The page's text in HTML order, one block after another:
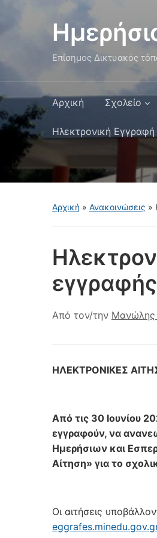
Επίσημος Δικτυακός
Αρχική Σχολείο
Ηλεκτρονική Εγγραφή
Αρχική » Ανακοινώσεις »
Από τον/την Μανώλης
ΗΛΕΚΤΡΟΝΙΚΕΣ
Από τις 30 Ιουνίου
εγγραφούν, να
Ημερήσιων και
Αίτηση» για το
Οι αιτήσεις